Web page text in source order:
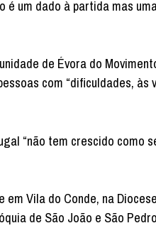
um dado à partida mas
de Évora do
com “dificuldades,
“não tem crescido como
Vila do Conde, na
de São João e São